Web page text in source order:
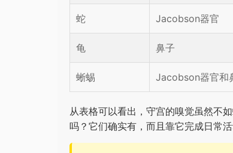
蛇 Jacobson器官
龟 鼻子
蜥蜴 Jacobson器官和
从表格可以看出，守宫的嗅觉虽然不
吗？它们确实有，而且靠它完成日常活